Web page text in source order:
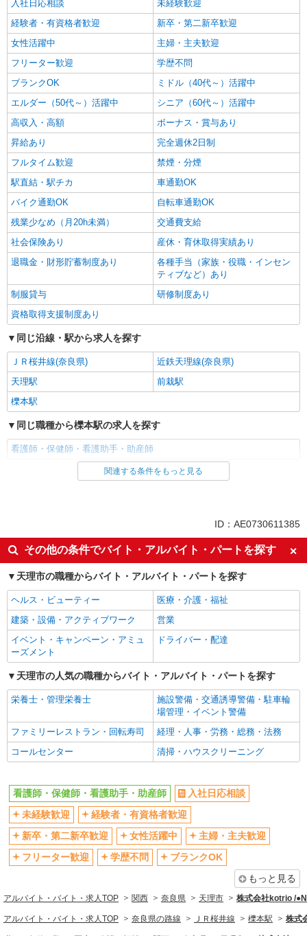
入社日応相談
未経験歓迎
経験者・有資格者歓迎
新卒・第二新卒歓迎
女性活躍中
主婦・主夫歓迎
フリーター歓迎
学歴不問
ブランクOK
ミドル（40代～）活躍中
エルダー（50代～）活躍中
シニア（60代～）活躍中
高収入・高額
ボーナス・賞与あり
昇給あり
完全週休2日制
フルタイム歓迎
禁煙・分煙
駅直結・駅チカ
車通勤OK
バイク通勤OK
自転車通勤OK
残業少なめ（月20h未満）
交通費支給
社会保険あり
産休・育休取得実績あり
退職金・財形貯蓄制度あり
各種手当（家族・役職・インセン
ティブなど）あり
制服貸与
研修制度あり
資格取得支援制度あり
同じ沿線・駅から求人を探す
ＪＲ桜井線(奈良県)
近鉄天理線(奈良県)
天理駅
前栽駅
櫟本駅
同じ職種から櫟本駅の求人を探す
看護師・保健師・看護助手・助産師
同じ雇用形態から櫟本駅の求人を探す
入社日応相談
未経験歓迎
経験者・有資格者歓迎
新卒・第二新卒歓迎
女性活躍中
主婦・主夫歓迎
フリーター歓迎
学歴不問
ブランクOK
ミドル（40代～）活躍中
エルダー（50代～）活躍中
シニア（60代～）活躍中
高収入・高額
ボーナス・賞与あり
昇給あり
完全週休2日制
フルタイム歓迎
禁煙・分煙
駅直結・駅チカ
車通勤OK
バイク通勤OK
自転車通勤OK
残業少なめ（月20h未満）
交通費支給
社会保険あり
産休・育休取得実績あり
退職金・財形貯蓄制度あり
各種手当（家族・役職・インセン
ティブなど）あり
制服貸与
研修制度あり
資格取得支援制度あり
医療・介護・福祉
看護師・保健師・看護助手・助産師
関連する条件をもっと見る
ID：AE0730611385
その他の条件でバイト・アルバイト・パートを探す
天理市の職種からバイト・アルバイト・パートを探す
ヘルス・ビューティー
医療・介護・福祉
建築・設備・アクティブワーク
営業
イベント・キャンペーン・アミュ
ーズメント
ドライバー・配達
天理市の人気の職種からバイト・アルバイト・パートを探す
栄養士・管理栄養士
施設警備・交通誘導警備・駐車輪
場管理・イベント警備
ファミリーレストラン・回転寿司
経理・人事・労務・総務・法務
コールセンター
清掃・ハウスクリーニング
看護師・保健師・看護助手・助産師
入社日応相談
未経験歓迎
経験者・有資格者歓迎
新卒・第二新卒歓迎
女性活躍中
主婦・主夫歓迎
フリーター歓迎
学歴不問
ブランクOK
もっと見る
アルバイト・バイト・求人TOP 関西 奈良県 天理市 株式会社kotrio /
アルバイト・バイト・求人TOP 奈良県の路線 ＪＲ桜井線 櫟本駅 株式